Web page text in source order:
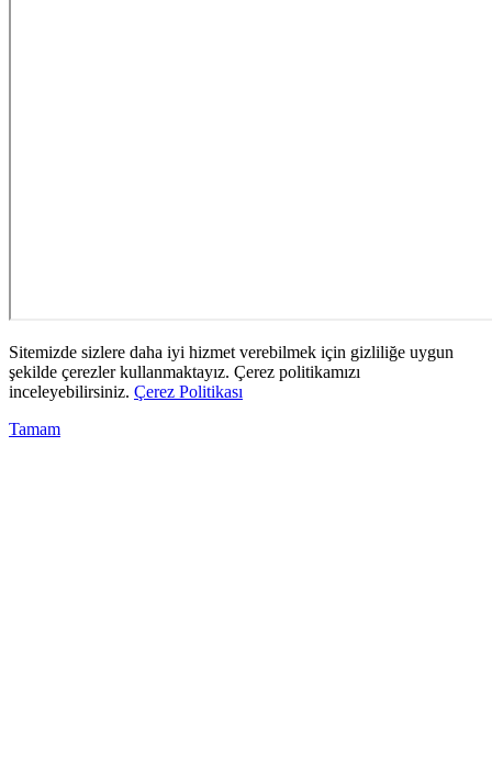
Sitemizde sizlere daha iyi hizmet verebilmek için gizliliğe uygun
şekilde çerezler kullanmaktayız. Çerez politikamızı
inceleyebilirsiniz. Çerez Politikası
Tamam